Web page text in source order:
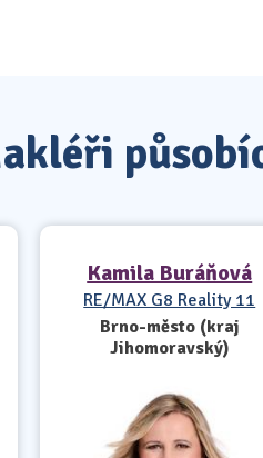
Kamila Buráňová
RE/MAX G8 Reality 11
Brno-město (kraj
Jihomoravský)